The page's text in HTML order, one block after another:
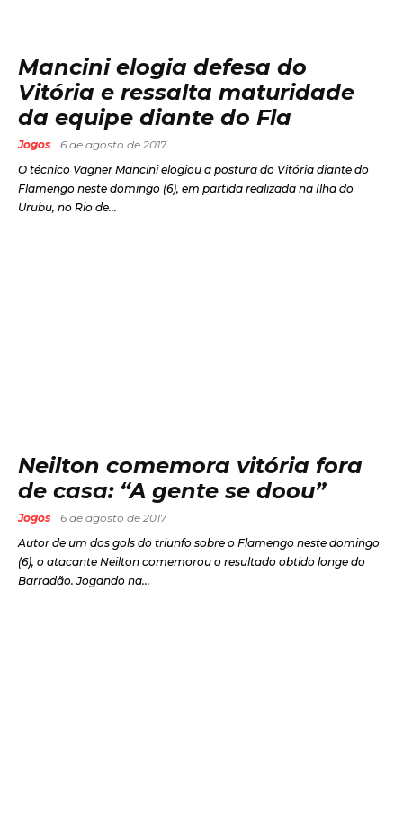
Mancini elogia defesa do
Vitória e ressalta maturidade
da equipe diante do Fla
Jogos
6 de agosto de 2017
O técnico Vagner Mancini elogiou a postura do Vitória diante do
Flamengo neste domingo (6), em partida realizada na Ilha do
Urubu, no Rio de...
Neilton comemora vitória fora
de casa: “A gente se doou”
Jogos
6 de agosto de 2017
Autor de um dos gols do triunfo sobre o Flamengo neste domingo
(6), o atacante Neilton comemorou o resultado obtido longe do
Barradão. Jogando na...